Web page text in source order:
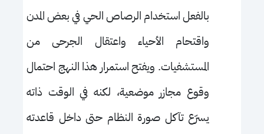
بالفعل استخدام الرصاص الحي في بعض المدن
واقتحام الأحياء واعتقال الجرحى من
المستشفيات. ويفتح استمرار هذا النهج احتمال
وقوع مجازر موضعية، لكنه في الوقت ذاته
يسرّع تآكل صورة النظام حتى داخل قاعدته